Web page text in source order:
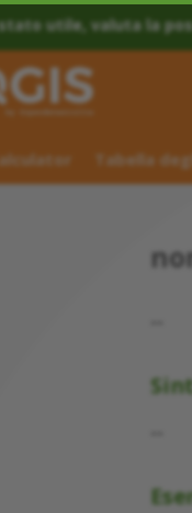
stato utile, valuta la
Tabella